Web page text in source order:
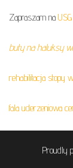
Zapraszam na
buty na haluksy
rehabilitacja stopy
fala uderzeniowa
Proudly